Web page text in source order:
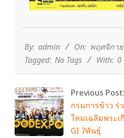
30
By: admin On: พฤศจิกา
Tagged: No Tags With: 0
Previous Post:
กรมการข้าว ร่
ใหม่เฉลิมพระ
GI 7พันธุ์